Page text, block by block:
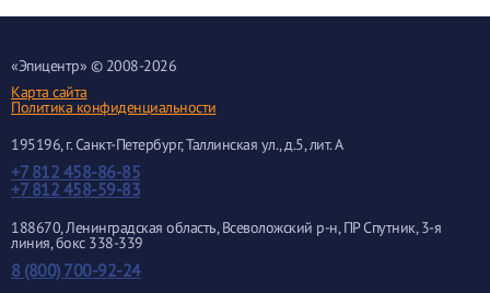
«Эпицентр» © 2008-2026
Карта сайта
Политика конфиденциальности
195196, г.Санкт-Петербург, Таллинская ул., д.5, лит. А
+7 812 458-86-85
+7 812 458-59-83
188670, Ленинградская область, Всеволожский р-н, ПР Спутник, 3-я
линия, бокс 338-339
8 (800) 700-92-24